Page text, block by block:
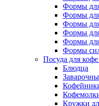
Формы
Формы
Формы
Формы
Формы
Формы
Посуда для
Блюдца
Кружки